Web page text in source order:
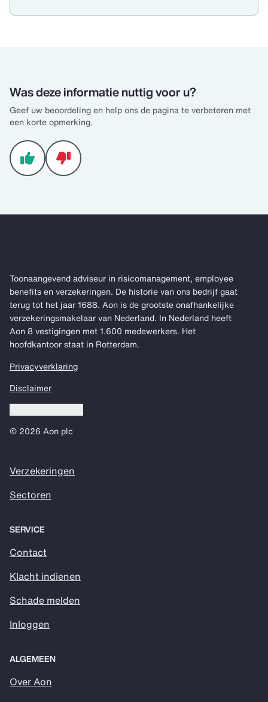
Was deze informatie nuttig voor u?
Geef uw beoordeling en help ons de pagina te verbeteren met
een korte opmerking.
Toonaangevend adviseur in risicomanagement, employee
benefits en verzekeringen. De historie van ons bedrijf gaat
terug tot het jaar 1688. Aon is de grootste onafhankelijke
verzekeringsmakelaar van Nederland. In Nederland heeft
Aon 8 vestigingen met 1.600 medewerkers. Het
hoofdkantoor staat in Rotterdam.
Privacyverklaring
Disclaimer
© 2026 Aon plc
Verzekeringen
Sectoren
SERVICE
Contact
Klacht indienen
Schade melden
Inloggen
ALGEMEEN
Over Aon